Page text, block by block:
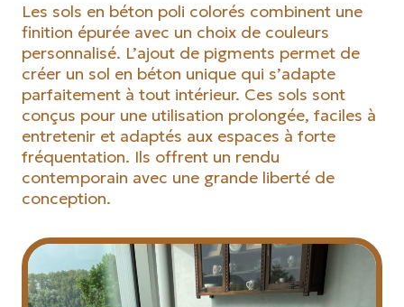
Les sols en béton poli colorés combinent une
finition épurée avec un choix de couleurs
personnalisé. L’ajout de pigments permet de
créer un sol en béton unique qui s’adapte
parfaitement à tout intérieur. Ces sols sont
conçus pour une utilisation prolongée, faciles à
entretenir et adaptés aux espaces à forte
fréquentation. Ils offrent un rendu
contemporain avec une grande liberté de
conception.